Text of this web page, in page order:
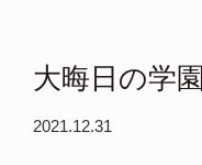
大晦日の学園
2021.12.31